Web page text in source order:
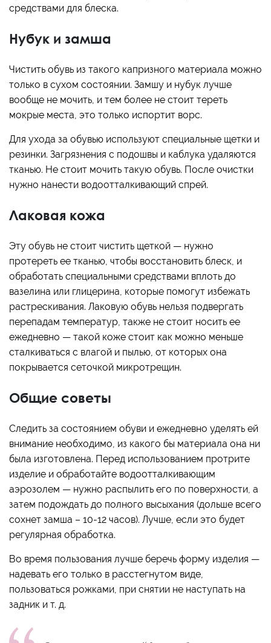
средствами для блеска.
Нубук и замша
Чистить обувь из такого капризного материала можно
только в сухом состоянии. Замшу и нубук лучше
вообще не мочить, и тем более не стоит тереть
мокрые места, это только испортит ворс.
Для ухода за обувью используют специальные щетки и
резинки. Загрязнения с подошвы и каблука удаляются
тканью. Не стоит мочить такую обувь. После очистки
нужно нанести водоотталкивающий спрей.
Лаковая кожа
Эту обувь не стоит чистить щеткой — нужно
протереть ее тканью, чтобы восстановить блеск, и
обработать специальными средствами вплоть до
вазелина или глицерина, которые помогут избежать
растрескивания. Лаковую обувь нельзя подвергать
перепадам температур, также не стоит носить ее
ежедневно — такой коже стоит как можно меньше
сталкиваться с влагой и пылью, от которых она
покрывается сеточкой микротрещин.
Общие советы
Следить за состоянием обуви и ежедневно уделять ей
внимание необходимо, из какого бы материала она ни
была изготовлена. Перед использованием протрите
изделие и обработайте водоотталкивающим
аэрозолем — нужно распылить его по поверхности, а
затем подождать до полного высыхания (дольше всего
сохнет замша – 10-12 часов). Лучше, если это будет
регулярная обработка.
Во время пользования лучше беречь форму изделия —
надевать его только в расстегнутом виде,
пользоваться рожками, при снятии не наступать на
задник и т. д.